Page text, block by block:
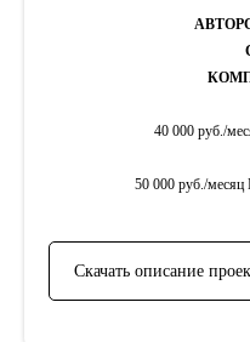
40 000 руб./
50 000 руб./
Скачать описание